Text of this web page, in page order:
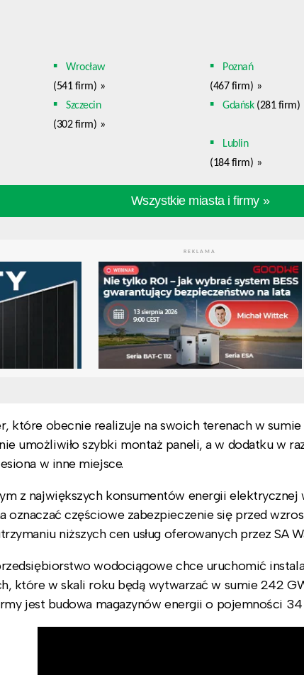
Wrocław
(541 firm) »
Poznań
(467 firm) »
Szczecin
(302 firm) »
Gdańsk (281 firm)
Lublin
(184 firm) »
Wszystkie miasta i firmy »
REKLAMA
które obecnie realizuje na swoich terenach w
umożliwiło szybki montaż paneli, a w dodatku w
w inne miejsce.
z największych konsumentów energii elektrycznej
oznaczać częściowe zabezpieczenie się przed
niższych cen usług oferowanych przez SA
wodociągowe chce uruchomić
które w skali roku będą wytwarzać w sumie 242
jest budowa magazynów energii o pojemności 34